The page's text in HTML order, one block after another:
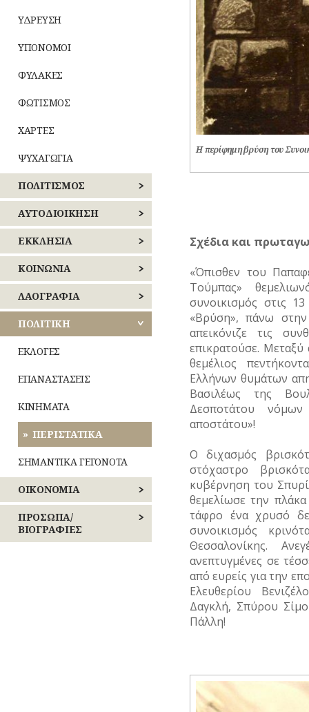
ΥΔΡΕΥΣΗ
ΥΠΟΝΟΜΟΙ
ΦΥΛΑΚΕΣ
ΦΩΤΙΣΜΟΣ
ΧΑΡΤΕΣ
ΨΥΧΑΓΩΓΙΑ
ΠΟΛΙΤΙΣΜΟΣ
ΑΘΛΗΤΙΣΜΟΣ
ΓΛΥΠΤΙΚΗ
ΖΩΓΡΑΦΙΚΗ
ΘΕΑΤΡΟ
ΚΙΝΗΜΑΤΟΓΡΑΦΟΣ
ΚΟΜΙΚΣ
ΣΚΙΤΣΑ
ΠΟΙΗΣΗ
ΜΟΥΣΙΚΗ
ΟΛΥΜΠΙΑΚΟΙ
ΑΓΩΝΕΣ
(ΟΛΥΜΠΙΣΜΟΣ)
ΑΥΤΟΔΙΟΙΚΗΣΗ
ΚΕΝΤΡΙΚΟΣ
ΤΟΜΕΑΣ
ΑΘΗΝΩΝ
ΝΟΤΙΟΣ
ΤΟΜΕΑΣ
ΑΘΗΝΩΝ
ΑΝΑΤΟΛΙΚΗΣ
ΑΤΤΙΚΗΣ
ΔΥΤΙΚΗΣ
ΠΕΙΡΑΙΩΣ
ΕΚΚΛΗΣΙΑ
ΝΑΟΙ
–
ΜΟΝΕΣ
ΕΝΟΡΙΕΣ
ΕΟΡΤΕΣ
ΞΩΚΚΛΗΣΙΑ
ΠΑΝΗΓΥΡΙΑ
ΚΟΙΝΩΝΙΑ
ΑΝΘΡΩΠΙΝΕΣ
ΙΣΤΟΡΙΕΣ
ΑΣΤΥΝΟΜΙΑ
ΖΩΗ
ΜΙΚΡΕΣ
ΝΑΡΚΩΤΙΚΑ
(ΦΥΣΙΟΓΝΩΜΙΕΣ)
ΤΥΠΟΣ
ΛΑΟΓΡΑΦΙΑ
ΛΑΙΚΗ
ΔΗΜΙΟΥΡΓΙΑ
–
–
Ποτά
Ενδυμασία
–
Καλλωπισμός
Λαϊκές
τέχνες
ΒΙΟΣ
Λατρεία
Θρησκευτική
ζωή
μετεωρολογία
Φυτά
Ζώα
ΚΟΙΝΩΝΙΚΟΣ
Καθημερινά
έθιμα
Παιχνίδια
Σχολική
ζωή
ΠΟΛΙΤΙΚΗ
ΕΚΛΟΓΕΣ
ΕΠΑΝΑΣΤΑΣΕΙΣ
ΚΙΝΗΜΑΤΑ
ΠΕΡΙΣΤΑΤΙΚΑ
ΣΗΜΑΝΤΙΚΑ ΓΕΓΟΝΟΤΑ
ΟΙΚΟΝΟΜΙΑ
ΒΙΟΜΗΧΑΝΙΑ
–
ΕΜΠΟΡΙΟ
ΠΡΟΣΩΠΑ/
ΒΙΟΓΡΑΦΙΕΣ
Η περίφημη βρύση του
Σχέδια και
«Όπισθεν του
Τούμπας»
συνοικισμός στις
«Βρύση», πάνω
απεικόνιζε τις
επικρατούσε.
θεμέλιος
Ελλήνων θυμάτων
Βασιλέως της
Δεσποτάτου
αποστάτου»!
Ο διχασμός
στόχαστρο
κυβέρνηση του
θεμελίωσε την
τάφρο ένα χρυσό
συνοικισμός
Θεσσαλονίκης.
ανεπτυγμένες σε
από ευρείς για την
Ελευθερίου
Δαγκλή, Σπύρου
Πάλλη!